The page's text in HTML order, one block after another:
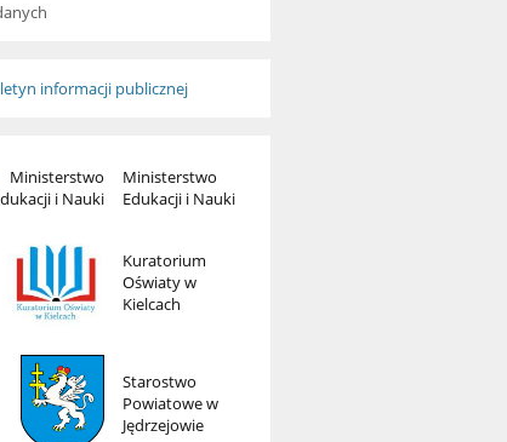
Ministerstwo
Edukacji i Nauki
Kuratorium
Oświaty w
Kielcach
Starostwo
Powiatowe w
Jędrzejowie